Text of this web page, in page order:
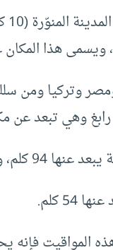
هذا المكان
تبعد عن مكة 204
نجد، وهو المسمى اليوم السيل.
كلم.
المواقيت فإنه